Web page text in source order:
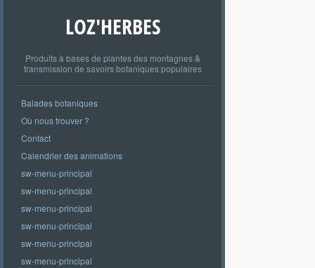
LOZ'HERBES
Produits à bases de plantes des montagnes &
transmission de savoirs botaniques populaires
Balades botaniques
Où nous trouver ?
Contact
Calendrier des animations
sw-menu-principal
sw-menu-principal
sw-menu-principal
sw-menu-principal
sw-menu-principal
sw-menu-principal